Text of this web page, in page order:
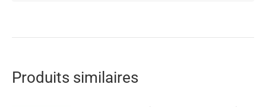
Produits similaires